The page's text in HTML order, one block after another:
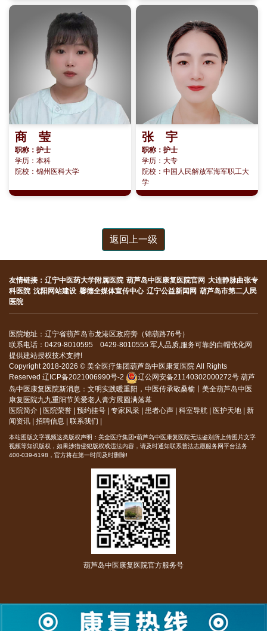
商 莹
职称：护士
学历：本科
院校：锦州医科大学
张 宇
职称：护士
学历：大专
院校：中国人民解放军海军职工大
学
返回上一级
友情链接： 辽宁中医药大学附属医院 葫芦岛中医康复医院官网 大连静脉曲张专
科医院 沈阳网站建设 馨德全媒体宣传中心 辽宁公益新闻网 葫芦岛市第二人民
医院
医院地址：辽宁省葫芦岛市龙港区政府旁（锦葫路76号）
联系电话：0429-8010595 0429-8010555 军人品质,服务可靠的白帽优化网
提供建站授权技术支持!
Copyright 2018-2026 © 美全医疗集团葫芦岛中医康复医院 All Rights
Reserved 辽ICP备2021006990号-2 辽公网安备21140302000272号 葫芦
岛中医康复医院新消息： 文明实践暖重阳，中医传承敬桑榆丨美全葫芦岛中医
康复医院九九重阳节关爱老人膏方展圆满落幕
医院简介
医院荣誉 预约挂号 专家风采 患者心声 科室导航 医护天地
新
闻资讯
招聘信息 联系我们
本站图版文字视频这类版权声明：美全医疗集团•葫芦岛中医康复医院无法鉴别所上传图片文字
视频等知识版权，如果涉猎侵犯版权或违法内容，请及时通知联系普法志愿服务网平台法务
400-039-6198，官方将在第一时间及时删除!
葫芦岛中医康复医院官方服务号